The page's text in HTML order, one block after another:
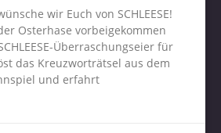
wir Euch von SCHLEESE!
Osterhase vorbeigekommen
Überraschungseier für
das Kreuzworträtsel aus dem
und erfahrt